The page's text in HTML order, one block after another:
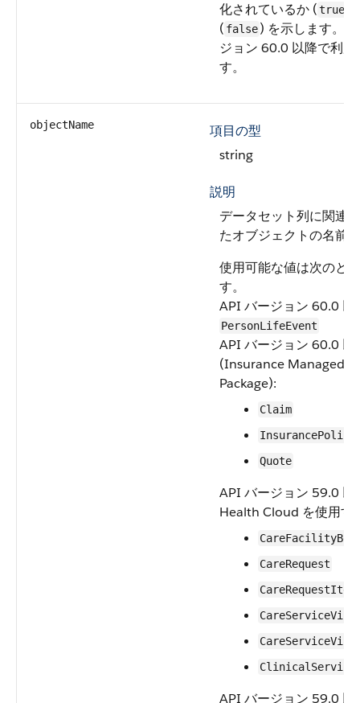
化されているか (true
( false) を示します。
ジョン 60.0 以降で利用
す。
objectName
項目の型
string
説明
データセット列に関連
たオブジェクトの名前。
使用可能な値は次のと
す。
API バージョン 60.0 以
PersonLifeEvent
API バージョン 60.0 以
(Insurance Managed
Package):
Claim
InsurancePolicy
Quote
API バージョン 59.0 以
Health Cloud を使用す
CareFacilityBed
CareRequest
CareRequestItem
API バージョン 59.0 以